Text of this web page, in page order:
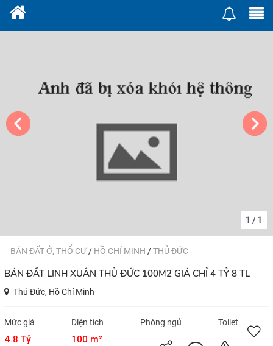
1 / 1
BÁN ĐẤT Ở, THỔ CƯ/ HỒ CHÍ MINH /THỦ ĐỨC
BÁN ĐẤT LINH XUÂN THỦ ĐỨC 100M2 GIÁ CHỈ 4 TỶ 8 TL
Thủ Đức, Hồ Chí Minh
Mức giá
4.8 Tỷ
Diện tích
100 m²
Phòng ngủ Toilet